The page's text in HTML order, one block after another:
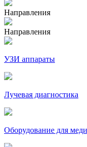
Направления
Направления
УЗИ аппараты
Лучевая диагностика
Оборудование для